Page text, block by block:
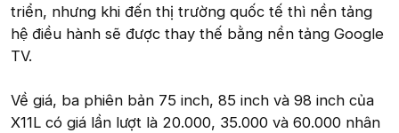
triển, nhưng khi đến thị trường quốc tế thì nền tảng
hệ điều hành sẽ được thay thế bằng nền tảng Google
TV.
Về giá, ba phiên bản 75 inch, 85 inch và 98 inch của
X11L có giá lần lượt là 20.000, 35.000 và 60.000 nhân